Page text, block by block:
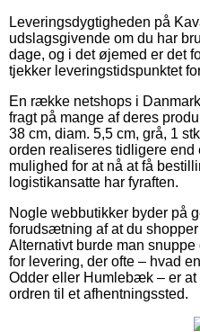
Leveringsdygtigheden på
udslagsgivende om du har
dage, og i det øjemed er det
tjekker leveringstidspunktet
En række netshops i
fragt på mange af deres
38 cm, diam. 5,5 cm, grå, 1
orden realiseres tidligere end
mulighed for at nå at få
logistikansatte har fyraften.
Nogle webbutikker byder på
forudsætning af at du
Alternativt burde man
for levering, der ofte – hvad
Odder eller Humlebæk – er at
ordren til et afhentningssted.